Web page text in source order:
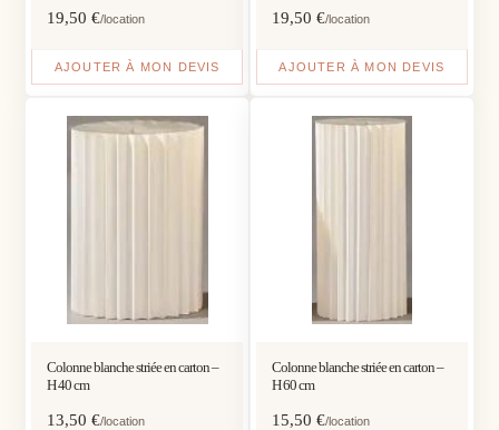
19,50€/location
AJOUTER À MON DEVIS
19,50 €/location
AJOUTER À MON DEVIS
Colonne blanche striée en carton –
H 40 cm
13,50€/location
Colonne blanche striée en carton –
H 60 cm
15,50 €/location